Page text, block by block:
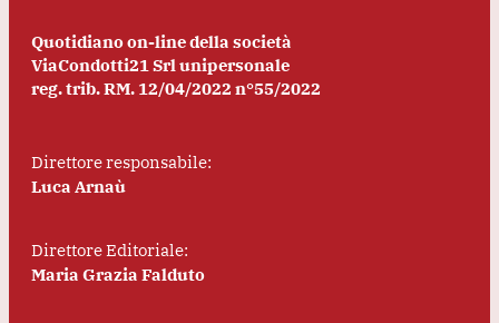
Quotidiano on-line della società
ViaCondotti21 Srl unipersonale
reg. trib. RM. 12/04/2022 n°55/2022
Direttore responsabile:
Luca Arnaù
Direttore Editoriale:
Maria Grazia Falduto